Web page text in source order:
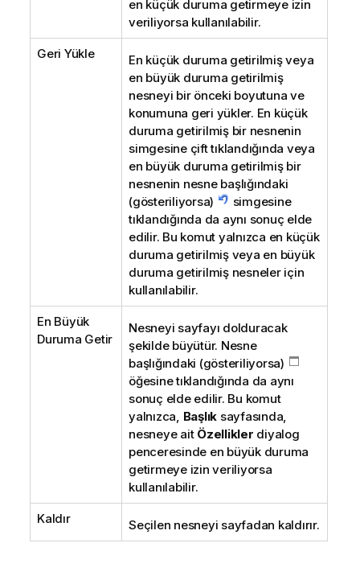
en küçük duruma getirmeye izin
veriliyorsa kullanılabilir.
Geri Yükle
En küçük duruma getirilmiş veya
en büyük duruma getirilmiş
nesneyi bir önceki boyutuna ve
konumuna geri yükler. En küçük
duruma getirilmiş bir nesnenin
simgesine çift tıklandığında veya
en büyük duruma getirilmiş bir
nesnenin nesne başlığındaki
(gösteriliyorsa)
simgesine
tıklandığında da aynı sonuç elde
edilir. Bu komut yalnızca en küçük
duruma getirilmiş veya en büyük
duruma getirilmiş nesneler için
kullanılabilir.
En Büyük
Duruma Getir
Nesneyi sayfayı dolduracak
şekilde büyütür. Nesne
başlığındaki (gösteriliyorsa)
öğesine tıklandığında da aynı
sonuç elde edilir. Bu komut
yalnızca, Başlık sayfasında,
nesneye ait Özellikler diyalog
penceresinde en büyük duruma
getirmeye izin veriliyorsa
kullanılabilir.
Kaldır Seçilen nesneyi sayfadan kaldırır.